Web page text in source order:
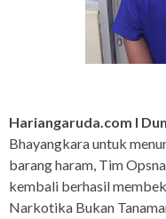
Hariangaruda.com I
Bhayangkara untuk
barang haram, Tim
kembali berhasil
Narkotika Bukan